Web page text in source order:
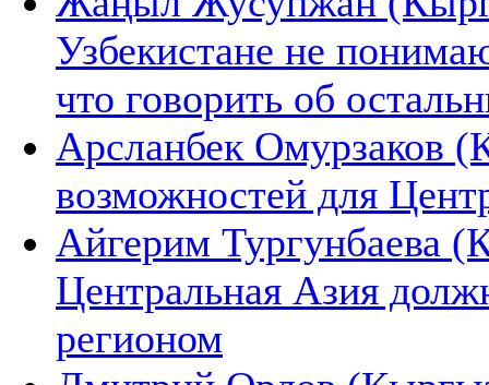
Узбекистане не
что говорить об
Арсланбек Омурзаков
возможностей для
Айгерим Тургунбаева
Центральная Азия
регионом